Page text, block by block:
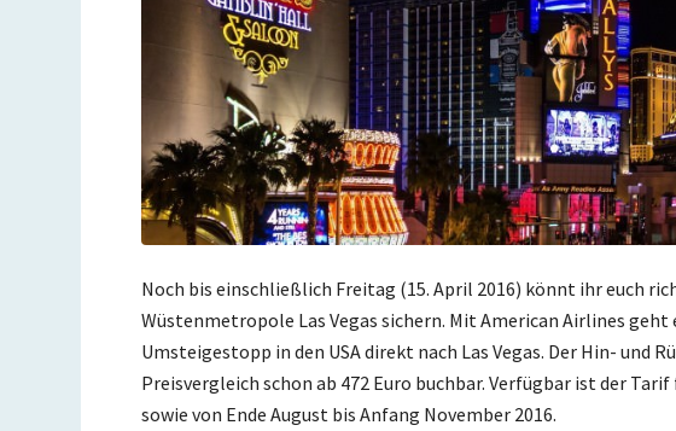
Noch bis einschließlich Freitag (15. April 2016) könnt ihr euch
Wüstenmetropole Las Vegas sichern. Mit American Airlines
Umsteigestopp in den USA direkt nach Las Vegas. Der Hin- und
Preisvergleich schon ab 472 Euro buchbar. Verfügbar ist der
sowie von Ende August bis Anfang November 2016.